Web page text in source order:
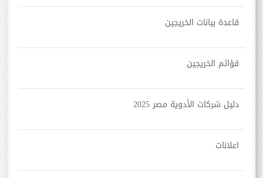
قاعدة بيانات الخريجين
قؤائم الخريجين
دليل شركات الأدوية مصر 2025
اعلانات